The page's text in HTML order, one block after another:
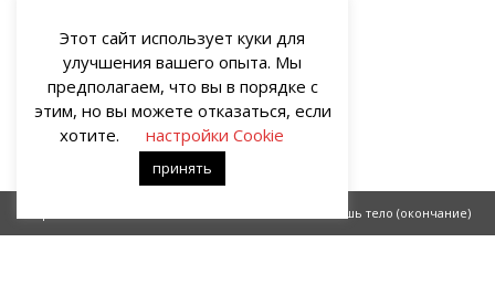
Всего лишь тело (окончание)
Этот сайт использует куки для
улучшения вашего опыта. Мы
предполагаем, что вы в порядке с
этим, но вы можете отказаться, если
хотите.
настройки Cookie
принять